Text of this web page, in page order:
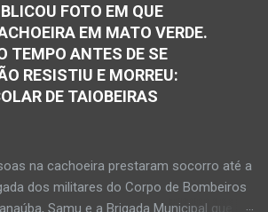
FOTO EM QUE
EM MATO VERDE.
TEMPO ANTES DE SE
RESISTIU E MORREU:
DE TAIOBEIRAS
na cachoeira prestaram socorro até a
dos militares do Corpo de Bombeiros
Samu e a Brigada Municipal que